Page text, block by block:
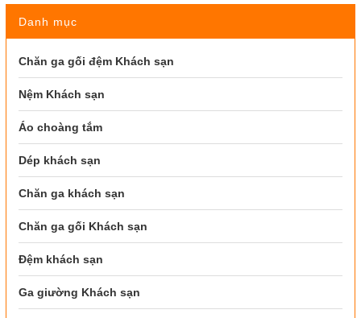
Danh mục
Chăn ga gối đệm Khách sạn
Nệm Khách sạn
Áo choàng tắm
Dép khách sạn
Chăn ga khách sạn
Chăn ga gối Khách sạn
Đệm khách sạn
Ga giường Khách sạn